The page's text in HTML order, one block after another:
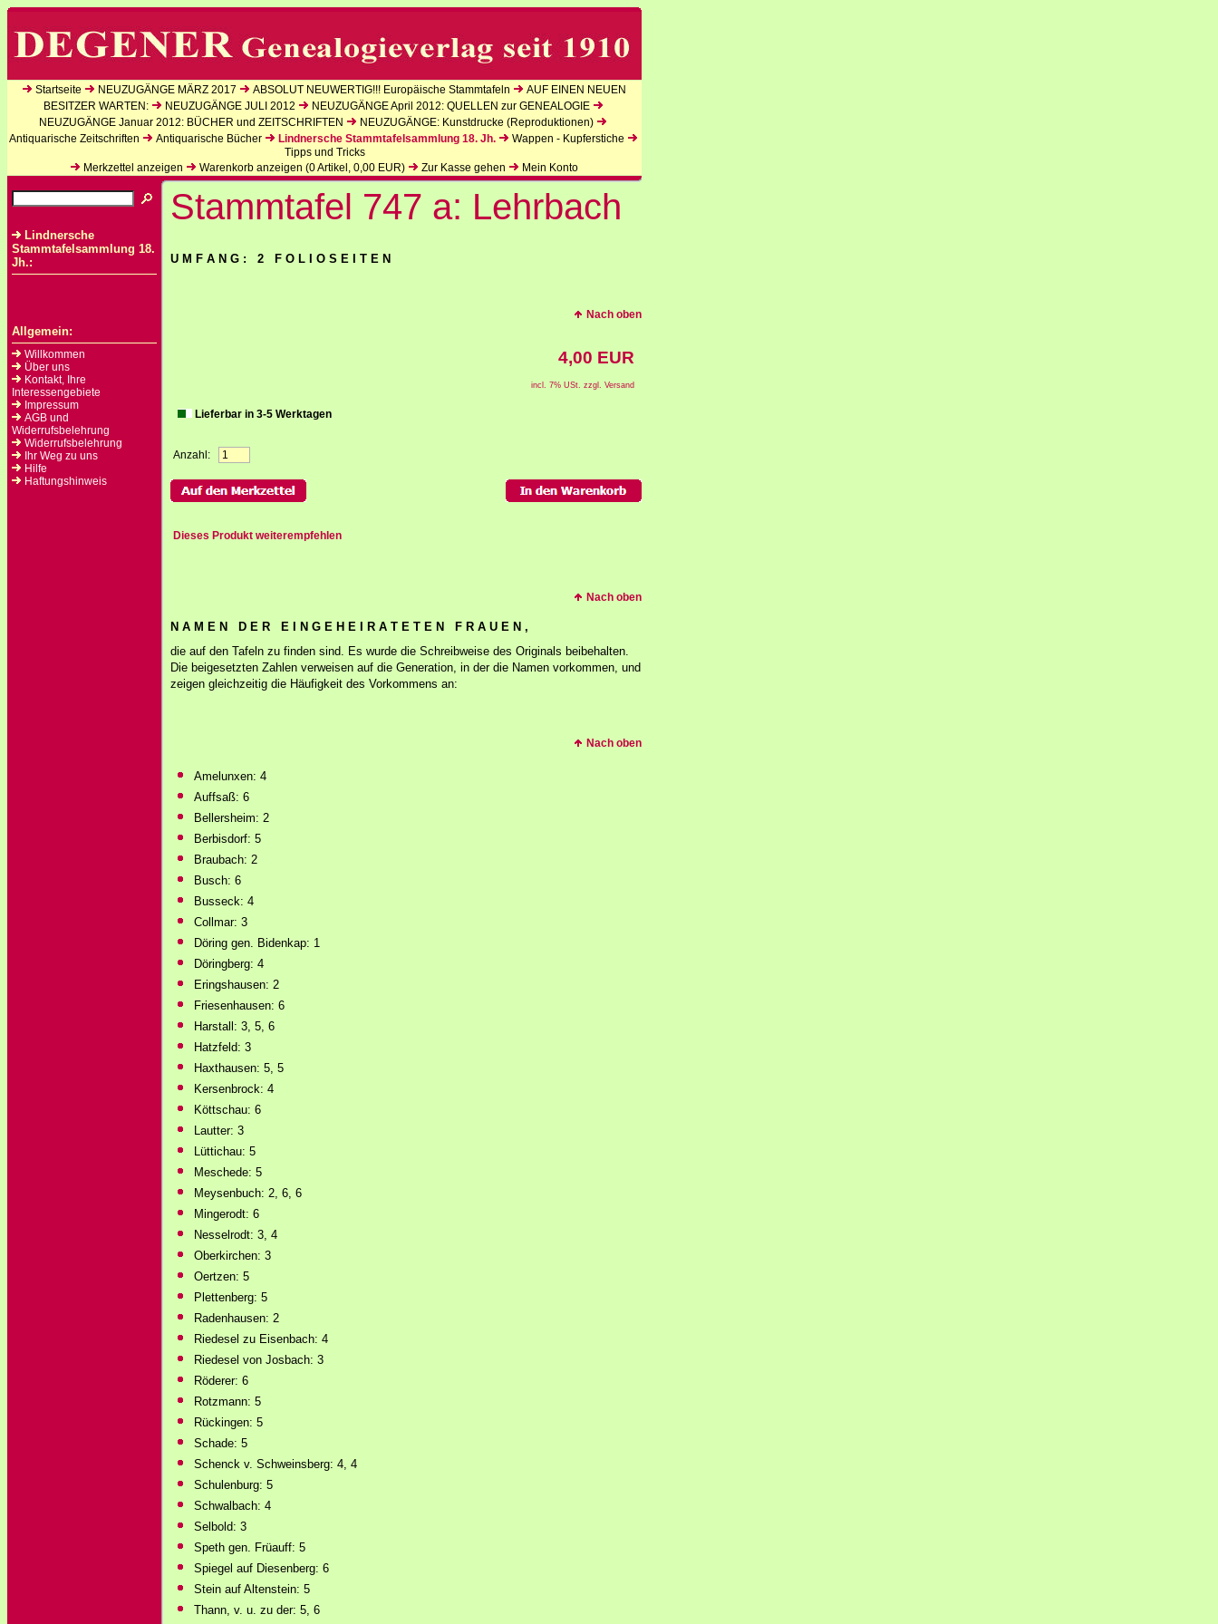
Startseite NEUZUGÄNGE MÄRZ 2017 ABSOLUT NEUWERTIG!!! Europäische Stammtafeln
AUF EINEN NEUEN
BESITZER WARTEN:
NEUZUGÄNGE JULI 2012
NEUZUGÄNGE April 2012: QUELLEN zur GENEALOGIE
NEUZUGÄNGE Januar 2012: BÜCHER und ZEITSCHRIFTEN
NEUZUGÄNGE: Kunstdrucke (Reproduktionen)
Antiquarische Zeitschriften
Antiquarische Bücher Lindnersche Stammtafelsammlung 18. Jh.
Wappen - Kupferstiche
Tipps und Tricks
Merkzettel anzeigen
Warenkorb anzeigen (0Artikel, 0,00 EUR) Zur Kasse gehen Mein Konto
Lindnersche
Stammtafelsammlung 18.
Jh.:
Allgemein:
Willkommen
Über uns
Kontakt, Ihre
Interessengebiete
Impressum
AGB und
Widerrufsbelehrung
Widerrufsbelehrung
Ihr Weg zu uns
Hilfe
Haftungshinweis
Stammtafel 747 a: Lehrbach
U M F A N G : 2 F O L I O S E I T E N
Nach oben
4,00 EUR
incl. 7% USt. zzgl. Versand
Lieferbar in 3-5 Werktagen
Anzahl:
Dieses Produkt weiterempfehlen
Nach oben
N A M E N D E R E I N G E H E I R A T E T E N F R A U E N ,
die auf den Tafeln zu finden sind. Es wurde die Schreibweise des Originals beibehalten.
Die beigesetzten Zahlen verweisen auf die Generation, in der die Namen vorkommen, und
zeigen gleichzeitig die Häufigkeit des Vorkommens an:
Nach oben
Amelunxen: 4
Auffsaß: 6
Bellersheim: 2
Berbisdorf: 5
Braubach: 2
Busch: 6
Busseck: 4
Collmar: 3
Döring gen. Bidenkap: 1
Döringberg: 4
Eringshausen: 2
Friesenhausen: 6
Harstall: 3, 5, 6
Hatzfeld: 3
Haxthausen: 5, 5
Kersenbrock: 4
Köttschau: 6
Lautter: 3
Lüttichau: 5
Meschede: 5
Meysenbuch: 2, 6, 6
Mingerodt: 6
Nesselrodt: 3, 4
Oberkirchen: 3
Oertzen: 5
Plettenberg: 5
Radenhausen: 2
Riedesel zu Eisenbach: 4
Riedesel von Josbach: 3
Röderer: 6
Rotzmann: 5
Rückingen: 5
Schade: 5
Schenck v. Schweinsberg: 4, 4
Schulenburg: 5
Schwalbach: 4
Selbold: 3
Speth gen. Früauff: 5
Spiegel auf Diesenberg: 6
Stein auf Altenstein: 5
Thann, v. u. zu der: 5, 6